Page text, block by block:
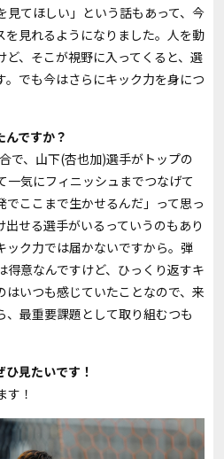
見てほしい」という話もあって、今
を見れるようになりました。人を動
、そこが視野に入ってくると、選
。でも今はさらにキック力を身につ
ですか？
で、山下(杏也加)選手がトップの
一気にフィニッシュまでつなげて
でここまで生かせるんだ」って思っ
せる選手がいるっていうのもあり
ック力では届かないですから。弾
得意なんですけど、ひっくり返すキ
はいつも感じていたことなので、来
、最重要課題として取り組むつも
見たいです！
す！